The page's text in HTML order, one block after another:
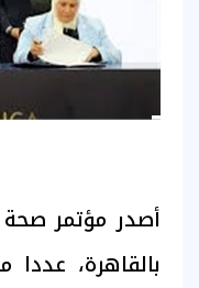
أصدر مؤتمر صحة
بالقاهرة،